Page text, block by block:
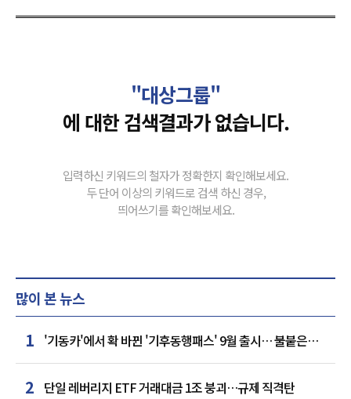
"대상그룹"
에 대한 검색결과가 없습니다.
입력하신 키워드의 철자가 정확한지 확인해보세요.
두 단어 이상의 키워드로 검색 하신 경우,
띄어쓰기를 확인해보세요.
많이 본 뉴스
1 '기동카'에서 확 바뀐 '기후동행패스' 9월 출시… 불붙은
카드사 경쟁
2 단일 레버리지 ETF 거래대금 1조 붕괴…규제 직격탄